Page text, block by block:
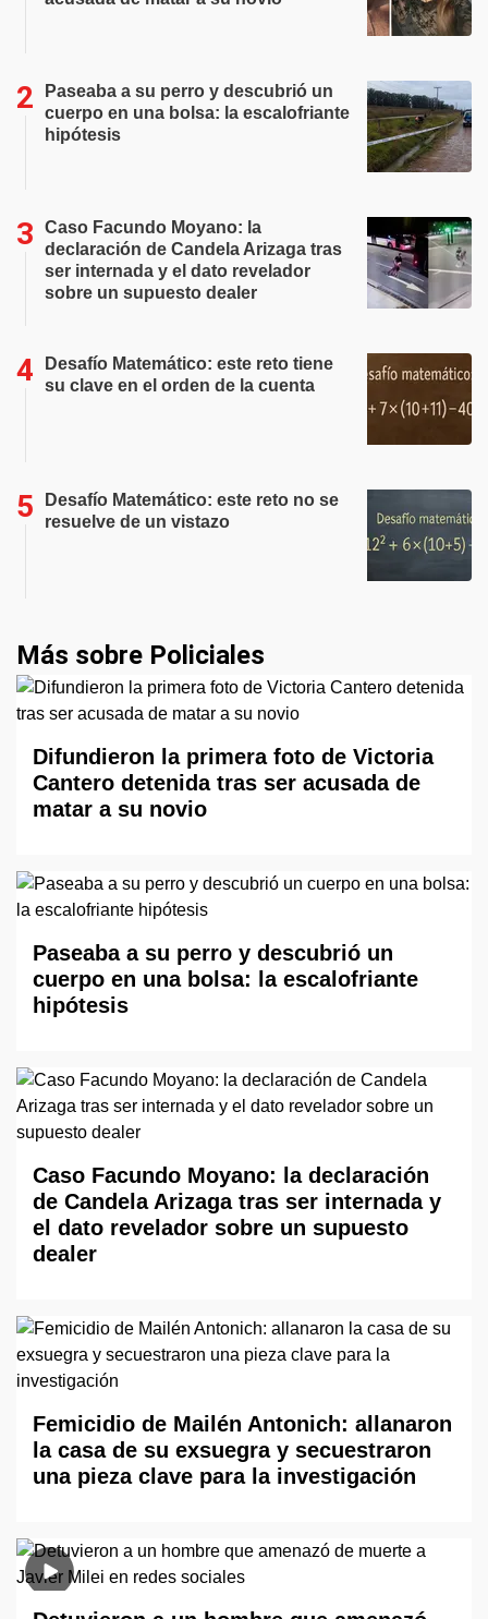
Paseaba a su perro y descubrió un
cuerpo en una bolsa: la escalofriante
hipótesis
Caso Facundo Moyano: la
declaración de Candela Arizaga tras
ser internada y el dato revelador
sobre un supuesto dealer
Desafío Matemático: este reto tiene
su clave en el orden de la cuenta
Desafío Matemático: este reto no se
resuelve de un vistazo
Más sobre Policiales
Difundieron la primera foto de Victoria
Cantero detenida tras ser acusada de
matar a su novio
Paseaba a su perro y descubrió un
cuerpo en una bolsa: la escalofriante
hipótesis
Caso Facundo Moyano: la declaración
de Candela Arizaga tras ser internada y
el dato revelador sobre un supuesto
dealer
Femicidio de Mailén Antonich: allanaron
la casa de su exsuegra y secuestraron
una pieza clave para la investigación